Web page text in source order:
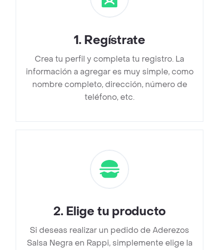
1. Regístrate
Crea tu perfil y completa tu registro. La
información a agregar es muy simple, como
nombre completo, dirección, número de
teléfono, etc.
2. Elige tu producto
Si deseas realizar un pedido de Aderezos
Salsa Negra en Rappi, simplemente elige la